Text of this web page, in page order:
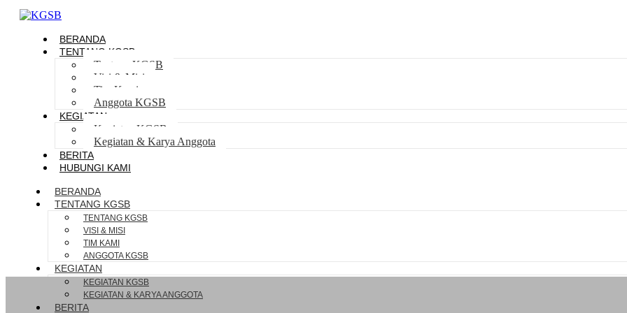
BERANDA
TENTANG KGSB
Tentang KGSB
Visi & Misi
Tim Kami
Anggota KGSB
KEGIATAN
Kegiatan KGSB
Kegiatan & Karya Anggota
BERITA
HUBUNGI KAMI
BERANDA
TENTANG KGSB
TENTANG KGSB
VISI & MISI
TIM KAMI
ANGGOTA KGSB
KEGIATAN
KEGIATAN KGSB
KEGIATAN & KARYA ANGGOTA
BERITA